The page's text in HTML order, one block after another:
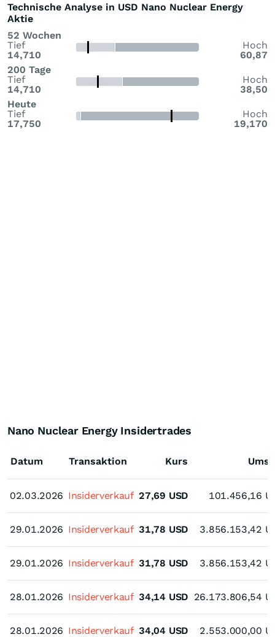
Technische Analyse in USD Nano Nuclear Energy
Aktie
52 Wochen
Tief
14,710
Hoch
60,87
200 Tage
Tief
14,710
Hoch
38,50
Heute
Tief
17,750
Hoch
19,170
Nano Nuclear Energy Insidertrades
Datum
02.03.2026
29.01.2026
29.01.2026
28.01.2026
28.01.2026
Transaktion Kurs
02.03.2026 Insiderverkauf 27,69 USD 101.456,16
29.01.2026 Insiderverkauf 31,78 USD 3.856.153,42
29.01.2026 Insiderverkauf 31,78 USD 3.856.153,42
28.01.2026 Insiderverkauf 34,14 USD 26.173.806,54
28.01.2026 Insiderverkauf 34,04 USD 2.553.000,00